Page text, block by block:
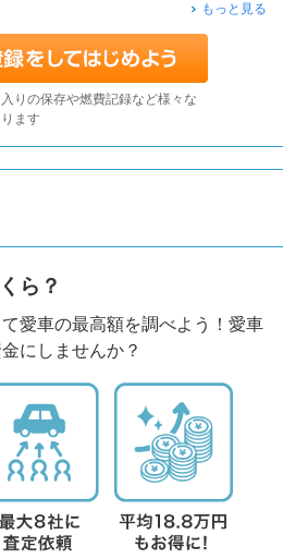
もっと見る
りの保存や燃費記録など様々な
ます
ら？
愛車の最高額を調べよう！愛車
にしませんか？